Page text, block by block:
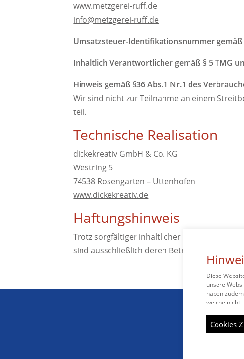
www.metzgerei-ruff.de
info@metzgerei-ruff.de
Umsatzsteuer-Identifikationsnummer gemäß
Inhaltlich Verantwortlicher gemäß § 5 TMG
Hinweis gemäß §36 Abs.1 Nr.1 des
Wir sind nicht zur Teilnahme an einem
teil.
Technische Realisation
dickekreativ GmbH & Co. KG
Westring 5
74538 Rosengarten – Uttenhofen
www.dickekreativ.de
Haftungshinweis
Trotz sorgfältiger inhaltlicher Kontrolle
sind ausschließlich deren Betreiber
Diese
unsere
haben
welche nicht.
Cookies